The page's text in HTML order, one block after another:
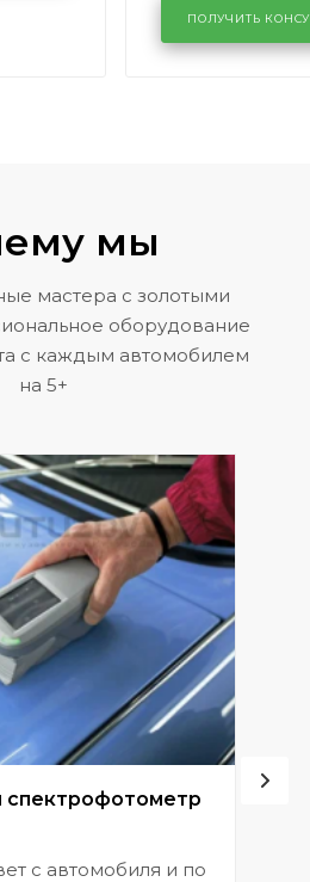
районе
Volkswagen
ПОЛУЧИТЬ
мы
мастера с золотыми
оборудование
с каждым автомобилем
на 5+
с автомобиля и по